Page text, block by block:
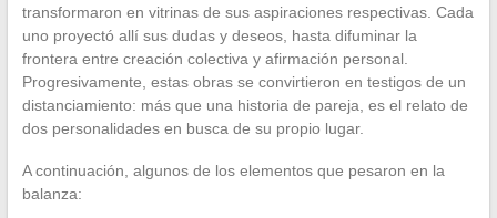
transformaron en vitrinas de sus aspiraciones respectivas. Cada
uno proyectó allí sus dudas y deseos, hasta difuminar la
frontera entre creación colectiva y afirmación personal.
Progresivamente, estas obras se convirtieron en testigos de un
distanciamiento: más que una historia de pareja, es el relato de
dos personalidades en busca de su propio lugar.
A continuación, algunos de los elementos que pesaron en la
balanza: